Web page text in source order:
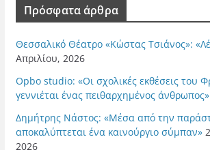
Πρόσφατα άρθρα
Θεσσαλικό Θέατρο «Κώστας Τσιάνος»:
Απριλίου, 2026
Opbo studio: «Οι σχολικές εκθέσεις του
γεννιέται ένας πειθαρχημένος άνθρωπος»
Δημήτρης Νάστος: «Μέσα από την
αποκαλύπτεται ένα καινούργιο σύμπαν»
2026